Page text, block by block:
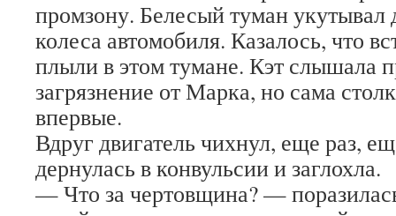
промзону. Белесый туман укутывал
колеса автомобиля. Казалось, что
плыли в этом тумане. Кэт слышала
загрязнение от Марка, но сама
впервые.
Вдруг двигатель чихнул, еще раз,
дернулась в конвульсии и заглохла.
— Что за чертовщина? —